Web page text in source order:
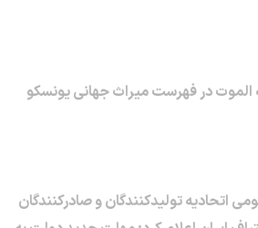
الموت در فهرست میراث جهانی یونسکو
اتحادیه تولیدکنندگان و صادرکنندگان